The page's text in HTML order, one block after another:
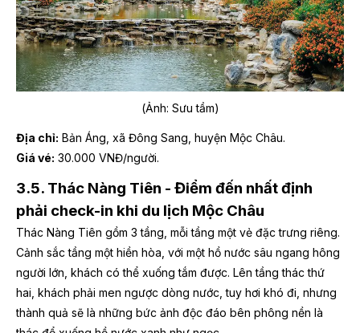
(Ảnh: Sưu tầm)
Địa chỉ: Bản Áng, xã Đông Sang, huyện Mộc Châu.
Giá vé: 30.000 VNĐ/người.
3.5. Thác Nàng Tiên - Điểm đến nhất định
phải check-in khi du lịch Mộc Châu
Thác Nàng Tiên gồm 3 tầng, mỗi tầng một vẻ đặc trưng riêng.
Cảnh sắc tầng một hiền hòa, với một hồ nước sâu ngang hông
người lớn, khách có thể xuống tắm được. Lên tầng thác thứ
hai, khách phải men ngược dòng nước, tuy hơi khó đi, nhưng
thành quả sẽ là những bức ảnh độc đáo bên phông nền là